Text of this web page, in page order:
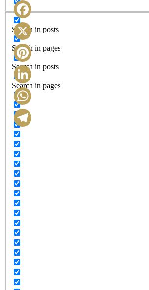
Search in posts
Search in pages
Search in posts
Search in pages
Facebook
X
Pinterest
LinkedIn
WhatsApp
Telegram